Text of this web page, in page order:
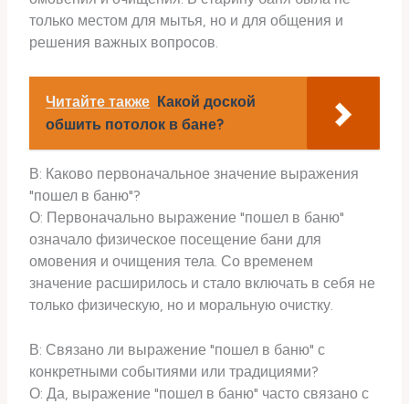
только местом для мытья, но и для общения и
решения важных вопросов.
Читайте также Какой доской
обшить потолок в бане?
В: Каково первоначальное значение выражения
"пошел в баню"?
О: Первоначально выражение "пошел в баню"
означало физическое посещение бани для
омовения и очищения тела. Со временем
значение расширилось и стало включать в себя не
только физическую, но и моральную очистку.
В: Связано ли выражение "пошел в баню" с
конкретными событиями или традициями?
О: Да, выражение "пошел в баню" часто связано с